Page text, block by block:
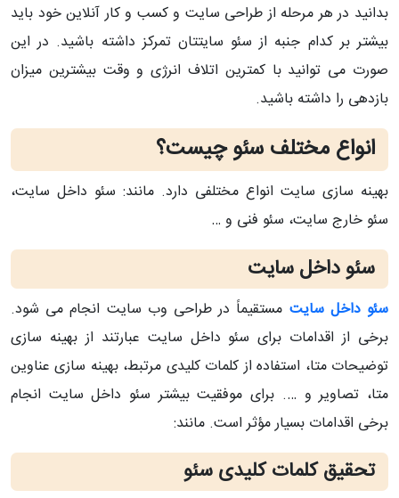
بدانید در هر مرحله از طراحی سایت و کسب و کار آنلاین خود باید
بیشتر بر کدام جنبه از سئو سایتتان تمرکز داشته باشید. در این
صورت می توانید با کمترین اتلاف انرژی و وقت بیشترین میزان
بازدهی را داشته باشید.
انواع مختلف سئو چیست؟
بهینه سازی سایت انواع مختلفی دارد. مانند: سئو داخل سایت،
سئو خارج سایت، سئو فنی و …
سئو داخل سایت
سئو داخل سایت مستقیماً در طراحی وب سایت انجام می شود.
برخی از اقدامات برای سئو داخل سایت عبارتند از بهینه سازی
توضیحات متا، استفاده از کلمات کلیدی مرتبط، بهینه سازی عناوین
متا، تصاویر و …. برای موفقیت بیشتر سئو داخل سایت انجام
برخی اقدامات بسیار مؤثر است. مانند:
تحقیق کلمات کلیدی سئو